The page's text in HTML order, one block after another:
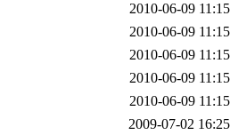
2010-06-09 11:15
2010-06-09 11:15
2010-06-09 11:15
2010-06-09 11:15
2010-06-09 11:15
2009-07-02 16:25